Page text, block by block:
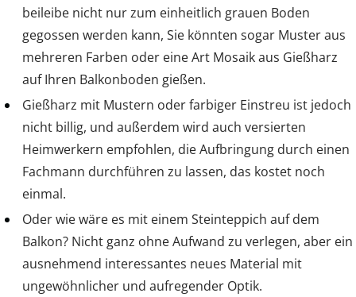
beileibe nicht nur zum einheitlich grauen Boden
gegossen werden kann, Sie könnten sogar Muster aus
mehreren Farben oder eine Art Mosaik aus Gießharz
auf Ihren Balkonboden gießen.
Gießharz mit Mustern oder farbiger Einstreu ist jedoch
nicht billig, und außerdem wird auch versierten
Heimwerkern empfohlen, die Aufbringung durch einen
Fachmann durchführen zu lassen, das kostet noch
einmal.
Oder wie wäre es mit einem Steinteppich auf dem
Balkon? Nicht ganz ohne Aufwand zu verlegen, aber ein
ausnehmend interessantes neues Material mit
ungewöhnlicher und aufregender Optik.